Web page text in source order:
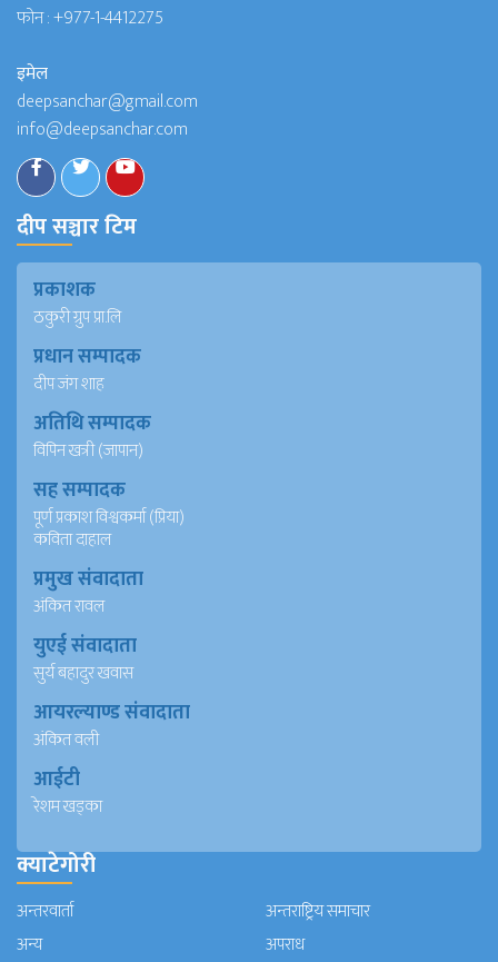
फोन :+977-1-4412275
इमेल
deepsanchar@gmail.com
info@deepsanchar.com
दीप सञ्चार टिम
प्रकाशक
ठकुरी ग्रुप प्रा.लि
प्रधान सम्पादक
दीप जंग शाह
अतिथि सम्पादक
विपिन खत्री (जापान)
सह सम्पादक
पूर्ण प्रकाश विश्वकर्मा (प्रिया)
कविता दाहाल
प्रमुख संवादाता
अंकित रावल
युएई संवादाता
सुर्य बहादुर खवास
आयरल्याण्ड संवादाता
अंकित वली
आईटी
रेशम खड्का
क्याटेगोरी
अन्तरवार्ता
अन्तराष्ट्रिय समाचार
अन्य
अपराध